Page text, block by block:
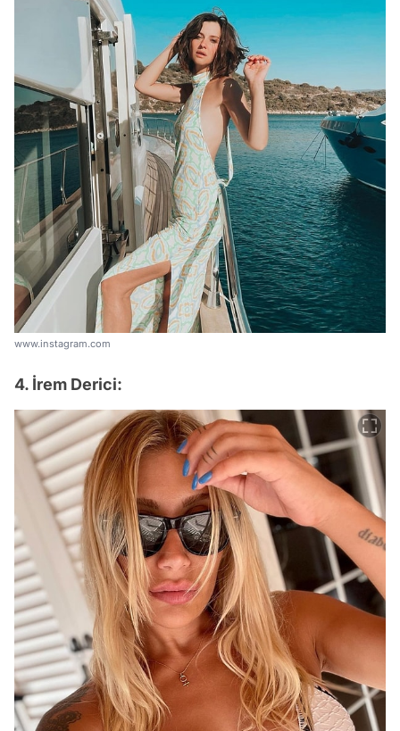
www.instagram.com
4. İrem Derici: